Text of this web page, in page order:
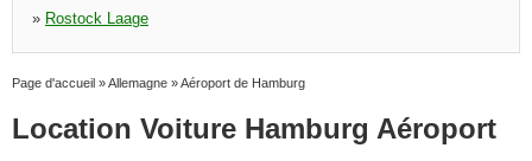
» Rostock Laage
Page d'accueil »Allemagne »Aéroport de Hamburg
Location Voiture Hamburg Aéroport